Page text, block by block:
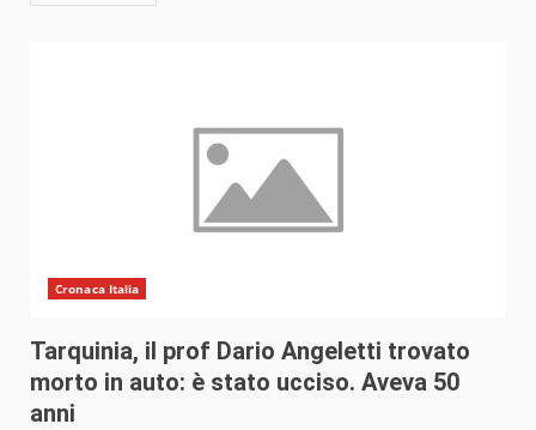
Cronaca Italia
Tarquinia, il prof Dario Angeletti trovato
morto in auto: è stato ucciso. Aveva 50
anni